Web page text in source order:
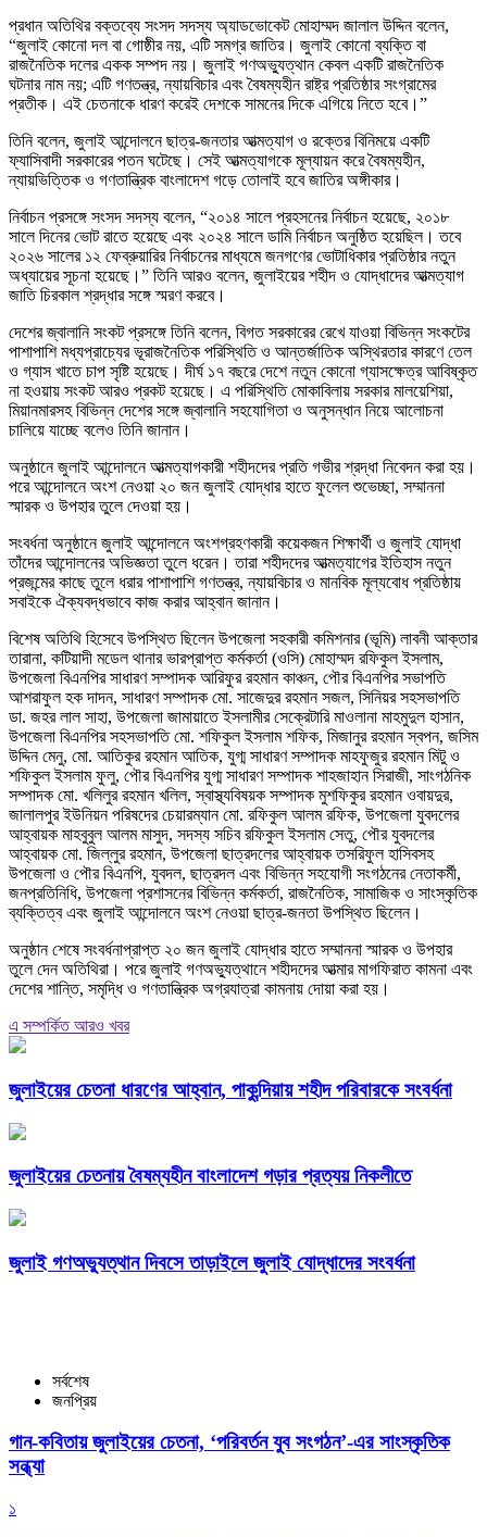
প্রধান অতিথির বক্তব্যে সংসদ সদস্য অ্যাডভোকেট মোহাম্মদ জালাল উদ্দিন বলেন,
“জুলাই কোনো দল বা গোষ্ঠীর নয়, এটি সমগ্র জাতির। জুলাই কোনো ব্যক্তি বা
রাজনৈতিক দলের একক সম্পদ নয়। জুলাই গণঅভ্যুত্থান কেবল একটি রাজনৈতিক
ঘটনার নাম নয়; এটি গণতন্ত্র, ন্যায়বিচার এবং বৈষম্যহীন রাষ্ট্র প্রতিষ্ঠার সংগ্রামের
প্রতীক। এই চেতনাকে ধারণ করেই দেশকে সামনের দিকে এগিয়ে নিতে হবে।”
তিনি বলেন, জুলাই আন্দোলনে ছাত্র-জনতার আত্মত্যাগ ও রক্তের বিনিময়ে একটি
ফ্যাসিবাদী সরকারের পতন ঘটেছে। সেই আত্মত্যাগকে মূল্যায়ন করে বৈষম্যহীন,
ন্যায়ভিত্তিক ও গণতান্ত্রিক বাংলাদেশ গড়ে তোলাই হবে জাতির অঙ্গীকার।
নির্বাচন প্রসঙ্গে সংসদ সদস্য বলেন, “২০১৪ সালে প্রহসনের নির্বাচন হয়েছে, ২০১৮
সালে দিনের ভোট রাতে হয়েছে এবং ২০২৪ সালে ডামি নির্বাচন অনুষ্ঠিত হয়েছিল। তবে
২০২৬ সালের ১২ ফেব্রুয়ারির নির্বাচনের মাধ্যমে জনগণের ভোটাধিকার প্রতিষ্ঠার নতুন
অধ্যায়ের সূচনা হয়েছে।” তিনি আরও বলেন, জুলাইয়ের শহীদ ও যোদ্ধাদের আত্মত্যাগ
জাতি চিরকাল শ্রদ্ধার সঙ্গে স্মরণ করবে।
দেশের জ্বালানি সংকট প্রসঙ্গে তিনি বলেন, বিগত সরকারের রেখে যাওয়া বিভিন্ন সংকটের
পাশাপাশি মধ্যপ্রাচ্যের ভূরাজনৈতিক পরিস্থিতি ও আন্তর্জাতিক অস্থিরতার কারণে তেল
ও গ্যাস খাতে চাপ সৃষ্টি হয়েছে। দীর্ঘ ১৭ বছরে দেশে নতুন কোনো গ্যাসক্ষেত্র আবিষ্কৃত
না হওয়ায় সংকট আরও প্রকট হয়েছে। এ পরিস্থিতি মোকাবিলায় সরকার মালয়েশিয়া,
মিয়ানমারসহ বিভিন্ন দেশের সঙ্গে জ্বালানি সহযোগিতা ও অনুসন্ধান নিয়ে আলোচনা
চালিয়ে যাচ্ছে বলেও তিনি জানান।
অনুষ্ঠানে জুলাই আন্দোলনে আত্মত্যাগকারী শহীদদের প্রতি গভীর শ্রদ্ধা নিবেদন করা হয়।
পরে আন্দোলনে অংশ নেওয়া ২০ জন জুলাই যোদ্ধার হাতে ফুলেল শুভেচ্ছা, সম্মাননা
স্মারক ও উপহার তুলে দেওয়া হয়।
সংবর্ধনা অনুষ্ঠানে জুলাই আন্দোলনে অংশগ্রহণকারী কয়েকজন শিক্ষার্থী ও জুলাই যোদ্ধা
তাঁদের আন্দোলনের অভিজ্ঞতা তুলে ধরেন। তারা শহীদদের আত্মত্যাগের ইতিহাস নতুন
প্রজন্মের কাছে তুলে ধরার পাশাপাশি গণতন্ত্র, ন্যায়বিচার ও মানবিক মূল্যবোধ প্রতিষ্ঠায়
সবাইকে ঐক্যবদ্ধভাবে কাজ করার আহ্বান জানান।
বিশেষ অতিথি হিসেবে উপস্থিত ছিলেন উপজেলা সহকারী কমিশনার (ভূমি) লাবনী আক্তার
তারানা, কটিয়াদী মডেল থানার ভারপ্রাপ্ত কর্মকর্তা (ওসি) মোহাম্মদ রফিকুল ইসলাম,
উপজেলা বিএনপির সাধারণ সম্পাদক আরিফুর রহমান কাঞ্চন, পৌর বিএনপির সভাপতি
আশরাফুল হক দাদন, সাধারণ সম্পাদক মো. সাজেদুর রহমান সজল, সিনিয়র সহসভাপতি
ডা. জহর লাল সাহা, উপজেলা জামায়াতে ইসলামীর সেক্রেটারি মাওলানা মাহমুদুল হাসান,
উপজেলা বিএনপির সহসভাপতি মো. শফিকুল ইসলাম শফিক, মিজানুর রহমান স্বপন, জসিম
উদ্দিন মেনু, মো. আতিকুর রহমান আতিক, যুগ্ম সাধারণ সম্পাদক মাহফুজুর রহমান মিটু ও
শফিকুল ইসলাম ফুলু, পৌর বিএনপির যুগ্ম সাধারণ সম্পাদক শাহজাহান সিরাজী, সাংগঠনিক
সম্পাদক মো. খলিলুর রহমান খলিল, স্বাস্থ্যবিষয়ক সম্পাদক মুশফিকুর রহমান ওবায়দুর,
জালালপুর ইউনিয়ন পরিষদের চেয়ারম্যান মো. রফিকুল আলম রফিক, উপজেলা যুবদলের
আহ্বায়ক মাহবুবুল আলম মাসুদ, সদস্য সচিব রফিকুল ইসলাম সেতু, পৌর যুবদলের
আহ্বায়ক মো. জিল্লুর রহমান, উপজেলা ছাত্রদলের আহ্বায়ক তসরিফুল হাসিবসহ
উপজেলা ও পৌর বিএনপি, যুবদল, ছাত্রদল এবং বিভিন্ন সহযোগী সংগঠনের নেতাকর্মী,
জনপ্রতিনিধি, উপজেলা প্রশাসনের বিভিন্ন কর্মকর্তা, রাজনৈতিক, সামাজিক ও সাংস্কৃতিক
ব্যক্তিত্ব এবং জুলাই আন্দোলনে অংশ নেওয়া ছাত্র-জনতা উপস্থিত ছিলেন।
অনুষ্ঠান শেষে সংবর্ধনাপ্রাপ্ত ২০ জন জুলাই যোদ্ধার হাতে সম্মাননা স্মারক ও উপহার
তুলে দেন অতিথিরা। পরে জুলাই গণঅভ্যুত্থানে শহীদদের আত্মার মাগফিরাত কামনা এবং
দেশের শান্তি, সমৃদ্ধি ও গণতান্ত্রিক অগ্রযাত্রা কামনায় দোয়া করা হয়।
এ সম্পর্কিত আরও খবর
জুলাইয়ের চেতনা ধারণের আহ্বান, পাকুন্দিয়ায় শহীদ পরিবারকে সংবর্ধনা
জুলাইয়ের চেতনায় বৈষম্যহীন বাংলাদেশ গড়ার প্রত্যয় নিকলীতে
জুলাই গণঅভ্যুত্থান দিবসে তাড়াইলে জুলাই যোদ্ধাদের সংবর্ধনা
সর্বশেষ
জনপ্রিয়
গান-কবিতায় জুলাইয়ের চেতনা, ‘পরিবর্তন যুব সংগঠন’-এর সাংস্কৃতিক
সন্ধ্যা
১